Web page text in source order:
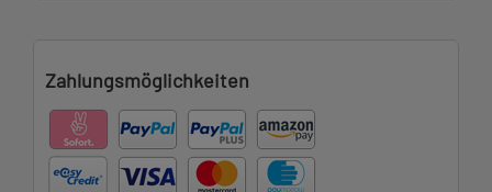
Zahlungsmöglichkeiten